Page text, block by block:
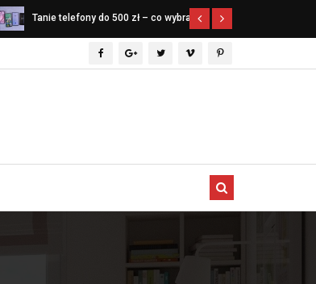
Tanie telefony do 500 zł – co wybrać w